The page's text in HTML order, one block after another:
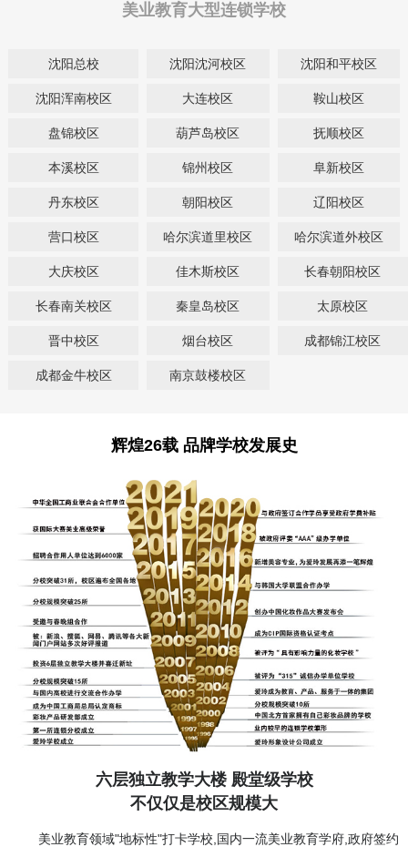
美业教育大型连锁学校
沈阳总校 沈阳沈河校区 沈阳和平校区
沈阳浑南校区 大连校区 鞍山校区
盘锦校区 葫芦岛校区 抚顺校区
本溪校区 锦州校区 阜新校区
丹东校区 朝阳校区 辽阳校区
营口校区 哈尔滨道里校区 哈尔滨道外校区
大庆校区 佳木斯校区 长春朝阳校区
长春南关校区 秦皇岛校区 太原校区
晋中校区 烟台校区 成都锦江校区
成都金牛校区 南京鼓楼校区
辉煌26载 品牌学校发展史
六层独立教学大楼 殿堂级学校
不仅仅是校区规模大
美业教育领域"地标性"打卡学校,国内一流美业教育学府,政府签约